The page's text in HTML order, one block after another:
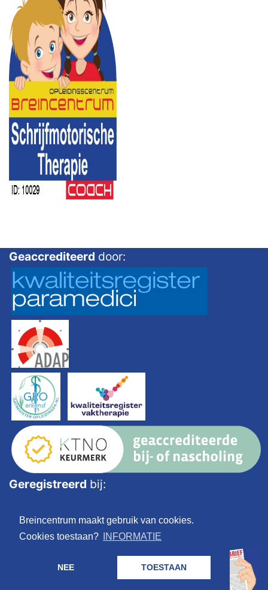
Breincentrum maakt gebruik van cookies.
Cookies toestaan?
INFORMATIE
NEE TOESTAAN
Geaccrediteerd door:
Geregistreerd bij: